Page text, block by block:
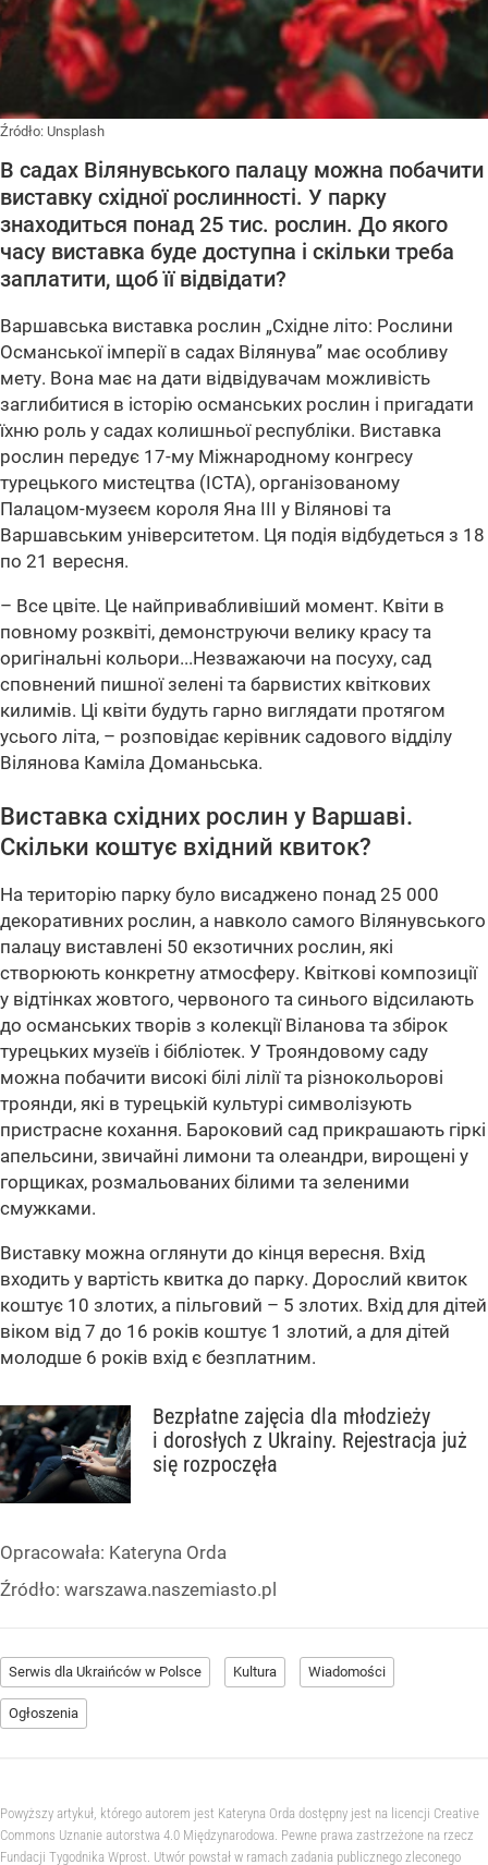
Źródło: Unsplash
В садах Вілянувського палацу можна побачити
виставку східної рослинності. У парку
знаходиться понад 25 тис. рослин. До якого
часу виставка буде доступна і скільки треба
заплатити, щоб її відвідати?
Варшавська виставка рослин „Східне літо: Рослини
Османської імперії в садах Вілянува” має особливу
мету. Вона має на дати відвідувачам можливість
заглибитися в історію османських рослин і пригадати
їхню роль у садах колишньої республіки. Виставка
рослин передує 17-му Міжнародному конгресу
турецького мистецтва (ICTA), організованому
Палацом-музеєм короля Яна ІІІ у Вілянові та
Варшавським університетом. Ця подія відбудеться з 18
по 21 вересня.
– Все цвіте. Це найпривабливіший момент. Квіти в
повному розквіті, демонструючи велику красу та
оригінальні кольори...Незважаючи на посуху, сад
сповнений пишної зелені та барвистих квіткових
килимів. Ці квіти будуть гарно виглядати протягом
усього літа, – розповідає керівник садового відділу
Вілянова Каміла Доманьська.
Виставка східних рослин у Варшаві.
Скільки коштує вхідний квиток?
На територію парку було висаджено понад 25 000
декоративних рослин, а навколо самого Вілянувського
палацу виставлені 50 екзотичних рослин, які
створюють конкретну атмосферу. Квіткові композиції
у відтінках жовтого, червоного та синього відсилають
до османських творів з колекції Віланова та збірок
турецьких музеїв і бібліотек. У Трояндовому саду
можна побачити високі білі лілії та різнокольорові
троянди, які в турецькій культурі символізують
пристрасне кохання. Бароковий сад прикрашають гіркі
апельсини, звичайні лимони та олеандри, вирощені у
горщиках, розмальованих білими та зеленими
смужками.
Виставку можна оглянути до кінця вересня. Вхід
входить у вартість квитка до парку. Дорослий квиток
коштує 10 злотих, а пільговий – 5 злотих. Вхід для дітей
віком від 7 до 16 років коштує 1 злотий, а для дітей
молодше 6 років вхід є безплатним.
Bezpłatne zajęcia dla młodzieży
i dorosłych z Ukrainy. Rejestracja już
się rozpoczęła
Opracowała: Kateryna Orda
Źródło: warszawa.naszemiasto.pl
Serwis dla Ukraińców w Polsce Kultura Wiadomości
Ogłoszenia
Powyższy artykuł, którego autorem jest Kateryna Orda dostępny jest na licencji Creative
Commons Uznanie autorstwa 4.0 Międzynarodowa. Pewne prawa zastrzeżone na rzecz
Fundacji Tygodnika Wprost. Utwór powstał w ramach zadania publicznego zleconego